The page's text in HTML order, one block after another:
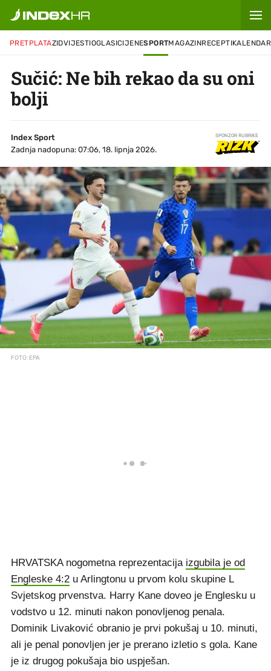
PRETPLATAZIDVIJESTIOGLASICIJENESPORTMAGAZINRECEPTIKALENDAR
Sučić: Ne bih rekao da su oni
bolji
Index Sport
Zadnja nadopuna: 07:06, 18. lipnja 2026.
SPONZOR RUBRIKE
FOTO: EPA
HRVATSKA nogometna reprezentacija izgubila je od
Engleske 4:2 u Arlingtonu u prvom kolu skupine L
Svjetskog prvenstva. Harry Kane doveo je Englesku u
vodstvo u 12. minuti nakon ponovljenog penala.
Dominik Livaković obranio je prvi pokušaj u 10. minuti,
ali je penal ponovljen jer je prerano izletio s gola. Kane
je iz drugog pokušaja bio uspješan.